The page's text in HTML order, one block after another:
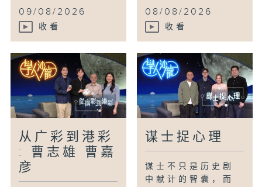
09/08/2026
收看
08/08/2026
收看
从广彩到港彩
: 曹志雄 曹嘉
彦
谋士捉心理
谋士不只是历史剧
中献计的智囊，而